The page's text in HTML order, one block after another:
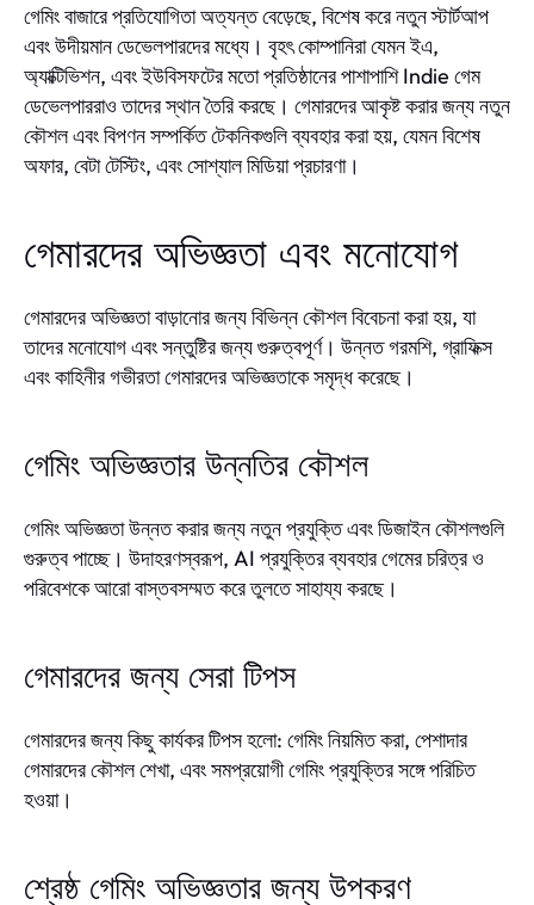
গেমিং বাজারে প্রতিযোগিতা অত্যন্ত বেড়েছে, বিশেষ করে নতুন স্টার্টআপ
এবং উদীয়মান ডেভেলপারদের মধ্যে। বৃহৎ কোম্পানিরা যেমন ইএ,
অ্যাক্টিভিশন, এবং ইউবিসফটের মতো প্রতিষ্ঠানের পাশাপাশি Indie গেম
ডেভেলপাররাও তাদের স্থান তৈরি করছে। গেমারদের আকৃষ্ট করার জন্য নতুন
কৌশল এবং বিপণন সম্পর্কিত টেকনিকগুলি ব্যবহার করা হয়, যেমন বিশেষ
অফার, বেটা টেস্টিং, এবং সোশ্যাল মিডিয়া প্রচারণা।
গেমারদের অভিজ্ঞতা এবং মনোযোগ
গেমারদের অভিজ্ঞতা বাড়ানোর জন্য বিভিন্ন কৌশল বিবেচনা করা হয়, যা
তাদের মনোযোগ এবং সন্তুষ্টির জন্য গুরুত্বপূর্ণ। উন্নত গরমশি, গ্রাফিক্স
এবং কাহিনীর গভীরতা গেমারদের অভিজ্ঞতাকে সমৃদ্ধ করেছে।
গেমিং অভিজ্ঞতার উন্নতির কৌশল
গেমিং অভিজ্ঞতা উন্নত করার জন্য নতুন প্রযুক্তি এবং ডিজাইন কৌশলগুলি
গুরুত্ব পাচ্ছে। উদাহরণস্বরূপ, AI প্রযুক্তির ব্যবহার গেমের চরিত্র ও
পরিবেশকে আরো বাস্তবসম্মত করে তুলতে সাহায্য করছে।
গেমারদের জন্য সেরা টিপস
গেমারদের জন্য কিছু কার্যকর টিপস হলো: গেমিং নিয়মিত করা, পেশাদার
গেমারদের কৌশল শেখা, এবং সমপ্রয়োগী গেমিং প্রযুক্তির সঙ্গে পরিচিত
হওয়া।
শ্রেষ্ঠ গেমিং অভিজ্ঞতার জন্য উপকরণ